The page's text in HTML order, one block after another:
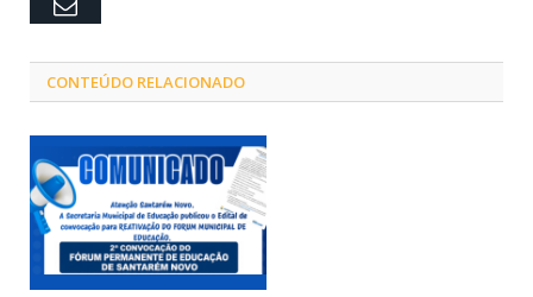
Email
CONTEÚDO RELACIONADO